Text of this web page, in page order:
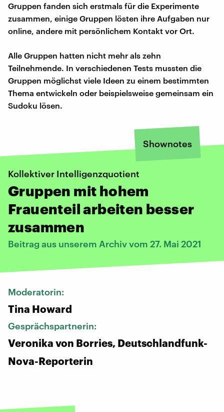
Gruppen fanden sich erstmals für die Experimente
zusammen, einige Gruppen lösten ihre Aufgaben nur
online, andere mit persönlichem Kontakt vor Ort.
Alle Gruppen hatten nicht mehr als zehn
Teilnehmende. In verschiedenen Tests mussten die
Gruppen möglichst viele Ideen zu einem bestimmten
Thema entwickeln oder beispielsweise gemeinsam ein
Sudoku lösen.
Shownotes
Kollektiver Intelligenzquotient
Gruppen mit hohem
Frauenteil arbeiten besser
zusammen
Beitrag aus unserem Archiv vom 27. Mai 2021
Moderatorin:
Tina Howard
Gesprächspartnerin:
Veronika von Borries, Deutschlandfunk-
Nova-Reporterin